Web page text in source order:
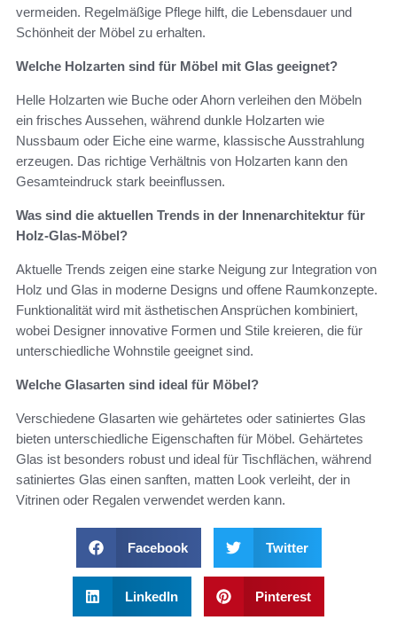
vermeiden. Regelmäßige Pflege hilft, die Lebensdauer und
Schönheit der Möbel zu erhalten.
Welche Holzarten sind für Möbel mit Glas geeignet?
Helle Holzarten wie Buche oder Ahorn verleihen den Möbeln
ein frisches Aussehen, während dunkle Holzarten wie
Nussbaum oder Eiche eine warme, klassische Ausstrahlung
erzeugen. Das richtige Verhältnis von Holzarten kann den
Gesamteindruck stark beeinflussen.
Was sind die aktuellen Trends in der Innenarchitektur für
Holz-Glas-Möbel?
Aktuelle Trends zeigen eine starke Neigung zur Integration von
Holz und Glas in moderne Designs und offene Raumkonzepte.
Funktionalität wird mit ästhetischen Ansprüchen kombiniert,
wobei Designer innovative Formen und Stile kreieren, die für
unterschiedliche Wohnstile geeignet sind.
Welche Glasarten sind ideal für Möbel?
Verschiedene Glasarten wie gehärtetes oder satiniertes Glas
bieten unterschiedliche Eigenschaften für Möbel. Gehärtetes
Glas ist besonders robust und ideal für Tischflächen, während
satiniertes Glas einen sanften, matten Look verleiht, der in
Vitrinen oder Regalen verwendet werden kann.
Facebook Twitter
LinkedIn Pinterest